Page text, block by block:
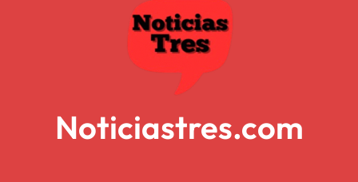
Noticiastres.com